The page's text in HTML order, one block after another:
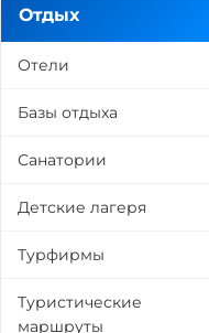
Отдых
Отели
Базы отдыха
Санатории
Детские лагеря
Турфирмы
Туристические
маршруты